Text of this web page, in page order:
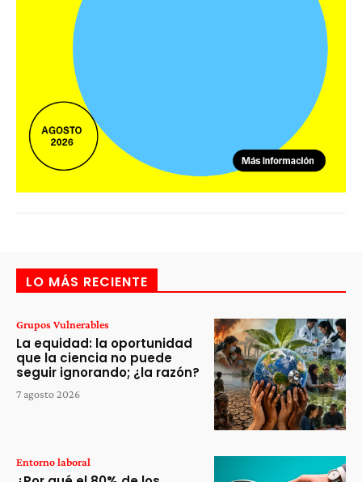
LO MÁS RECIENTE
Grupos Vulnerables
La equidad: la oportunidad
que la ciencia no puede
seguir ignorando; ¿la razón?
7 agosto 2026
Entorno laboral